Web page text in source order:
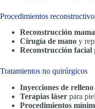
Procedimientos
Reconstrucción
Cirugía de mano y
Reconstrucción facial
Tratamientos no quirúrgicos
Inyecciones de relleno
Terapias láser para
Procedimientos